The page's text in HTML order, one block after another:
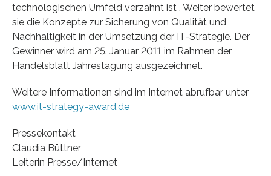
technologischen Umfeld verzahnt ist . Weiter bewertet
sie die Konzepte zur Sicherung von Qualität und
Nachhaltigkeit in der Umsetzung der IT-Strategie. Der
Gewinner wird am 25. Januar 2011 im Rahmen der
Handelsblatt Jahrestagung ausgezeichnet.
Weitere Informationen sind im Internet abrufbar unter
www.it-strategy-award.de
Pressekontakt
Claudia Büttner
Leiterin Presse/Internet